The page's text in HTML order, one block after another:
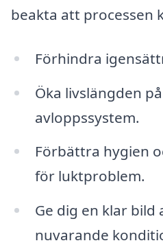
beakta att processen
Förhindra
Öka livslängden
avloppssystem.
Förbättra hygien
för luktproblem.
Ge dig en klar bild
nuvarande